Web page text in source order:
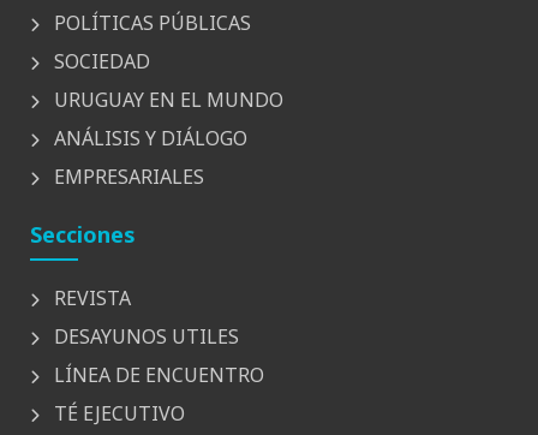
POLÍTICAS PÚBLICAS
SOCIEDAD
URUGUAY EN EL MUNDO
ANÁLISIS Y DIÁLOGO
EMPRESARIALES
Secciones
REVISTA
DESAYUNOS UTILES
LÍNEA DE ENCUENTRO
TÉ EJECUTIVO